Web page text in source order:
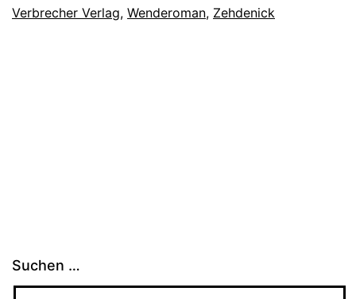
Verbrecher Verlag, Wenderoman, Zehdenick
Suchen …